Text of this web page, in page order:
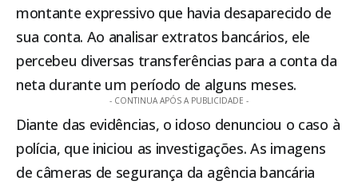
montante expressivo que havia desaparecido de
sua conta. Ao analisar extratos bancários, ele
percebeu diversas transferências para a conta da
neta durante um período de alguns meses.
- CONTINUA APÓS A PUBLICIDADE -
Diante das evidências, o idoso denunciou o caso à
polícia, que iniciou as investigações. As imagens
de câmeras de segurança da agência bancária